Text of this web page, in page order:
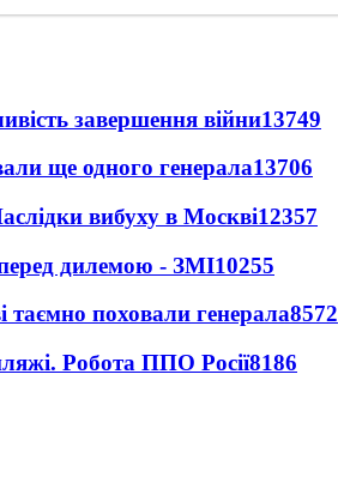
завершення війни13749
ще одного генерала13706
вибуху в Москві12357
дилемою - ЗМІ10255
таємно поховали генерала8572
Робота ППО Росії8186